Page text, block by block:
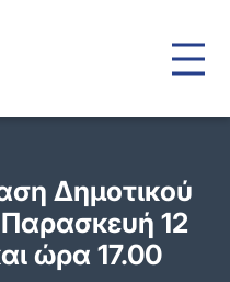
Δημοτικού
12
ώρα 17.00